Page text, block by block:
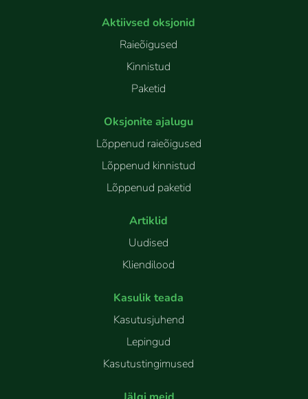
Aktiivsed oksjonid
Raieõigused
Kinnistud
Paketid
Oksjonite ajalugu
Lõppenud raieõigused
Lõppenud kinnistud
Lõppenud paketid
Artiklid
Uudised
Kliendilood
Kasulik teada
Kasutusjuhend
Lepingud
Kasutustingimused